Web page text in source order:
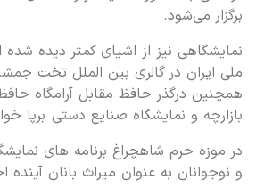
برگزار می‌شود.
نمایشگاهی نیز از اشیای کمتر دیده شده
ملی ایران در گالری بین الملل تخت
همچنین درگذر حافظ مقابل آرامگاه
بازارچه و نمایشگاه صنایع دستی برپا
در موزه حرم شاهچراغ برنامه های
و نوجوانان به عنوان میراث بانان آینده